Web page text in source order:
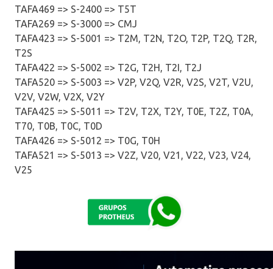
TAFA469 => S-2400 => T5T
TAFA269 => S-3000 => CMJ
TAFA423 => S-5001 => T2M, T2N, T2O, T2P, T2Q, T2R,
T2S
TAFA422 => S-5002 => T2G, T2H, T2I, T2J
TAFA520 => S-5003 => V2P, V2Q, V2R, V2S, V2T, V2U,
V2V, V2W, V2X, V2Y
TAFA425 => S-5011 => T2V, T2X, T2Y, T0E, T2Z, T0A,
T70, T0B, T0C, T0D
TAFA426 => S-5012 => T0G, T0H
TAFA521 => S-5013 => V2Z, V20, V21, V22, V23, V24,
V25